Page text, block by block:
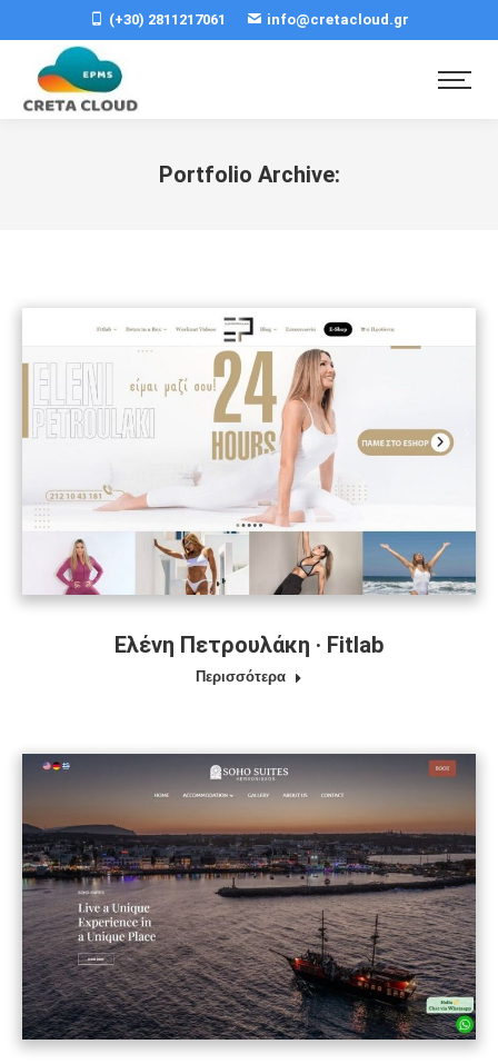
(+30) 2811217061 info@cretacloud.gr
Portfolio Archive:
Ελένη Πετρουλάκη · Fitlab
Περισσότερα